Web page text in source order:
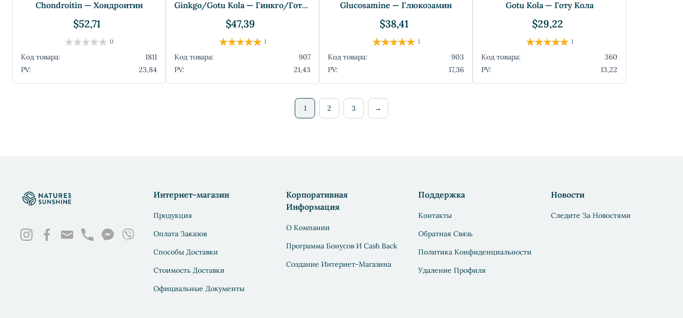
Chondroitin — Хондроитин
$52,71
0
Код товара:
1811
PV:
23,84
Ginkgo/Gotu Kola — Гинкго/Готу Кола
$47,39
1
Код товара:
907
PV:
21,43
Glucosamine — Глюкозамин
$38,41
1
Код товара:
903
PV:
17,36
Gotu Kola — Готу Кола
$29,22
1
Код товара:
360
PV:
13,22
1 2 3 →
Интернет-магазин
Продукция
Оплата Заказов
Способы Доставки
Стоимость Доставки
Официальные Документы
Корпоративная
Информация
О Компании
Программа Бонусов И Cash Back
Создание Интернет-Магазина
Поддержка
Контакты
Обратная Связь
Политика Конфиденциальности
Удаление Профиля
Новости
Следите За Новостями